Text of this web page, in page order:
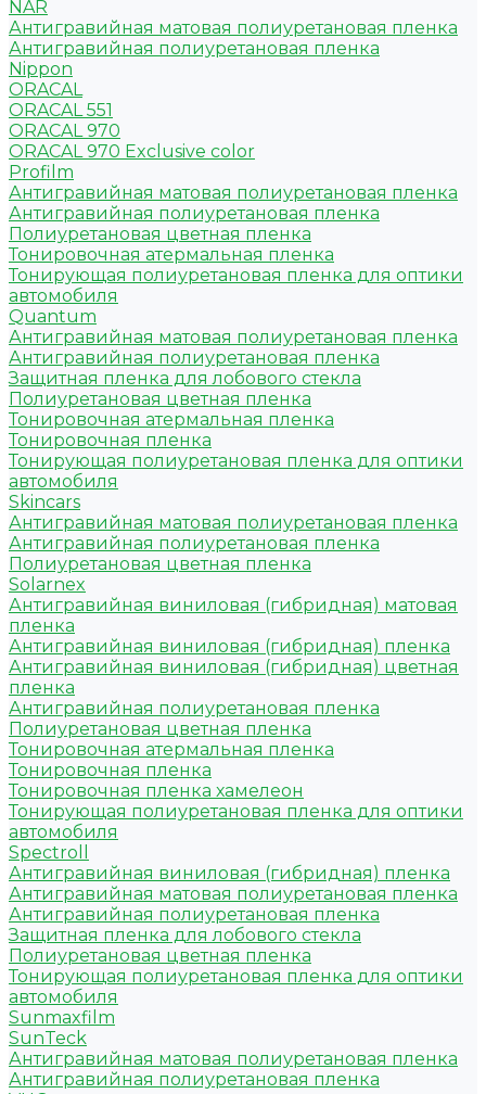
NAR
Антигравийная матовая полиуретановая пленка
Антигравийная полиуретановая пленка
Nippon
ORACAL
ORACAL 551
ORACAL 970
ORACAL 970 Exclusive color
Profilm
Антигравийная матовая полиуретановая пленка
Антигравийная полиуретановая пленка
Полиуретановая цветная пленка
Тонировочная атермальная пленка
Тонирующая полиуретановая пленка для оптики
автомобиля
Quantum
Антигравийная матовая полиуретановая пленка
Антигравийная полиуретановая пленка
Защитная пленка для лобового стекла
Полиуретановая цветная пленка
Тонировочная атермальная пленка
Тонировочная пленка
Тонирующая полиуретановая пленка для оптики
автомобиля
Skincars
Антигравийная матовая полиуретановая пленка
Антигравийная полиуретановая пленка
Полиуретановая цветная пленка
Solarnex
Антигравийная виниловая (гибридная) матовая
пленка
Антигравийная виниловая (гибридная) пленка
Антигравийная виниловая (гибридная) цветная
пленка
Антигравийная полиуретановая пленка
Полиуретановая цветная пленка
Тонировочная атермальная пленка
Тонировочная пленка
Тонировочная пленка хамелеон
Тонирующая полиуретановая пленка для оптики
автомобиля
Spectroll
Антигравийная виниловая (гибридная) пленка
Антигравийная матовая полиуретановая пленка
Антигравийная полиуретановая пленка
Защитная пленка для лобового стекла
Полиуретановая цветная пленка
Тонирующая полиуретановая пленка для оптики
автомобиля
Sunmaxfilm
SunTeck
Антигравийная матовая полиуретановая пленка
Антигравийная полиуретановая пленка